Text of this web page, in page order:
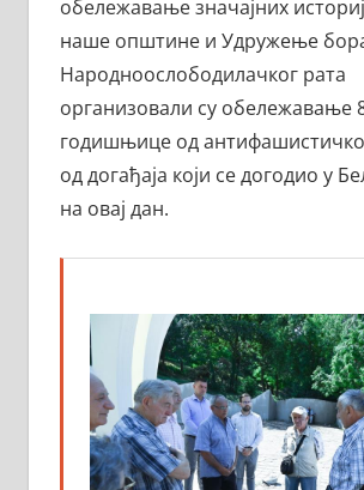
обележавање значајних
наше општине и Удружење
Народноослободилачког рата
организовали су обележавање
годишњице од
од догађаја који се догодио у
на овај дан.